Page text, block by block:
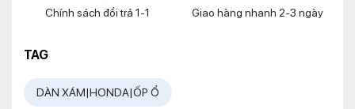
Chính sách đổi trả 1-1 Giao hàng nhanh 2-3 ngày
TAG
DÀN XÁM|HONDA|ỐP Ổ